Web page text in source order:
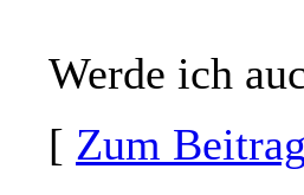
Werde ich
[ Zum